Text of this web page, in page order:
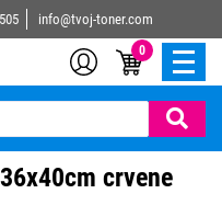
info@tvoj-toner.com
0
crvene